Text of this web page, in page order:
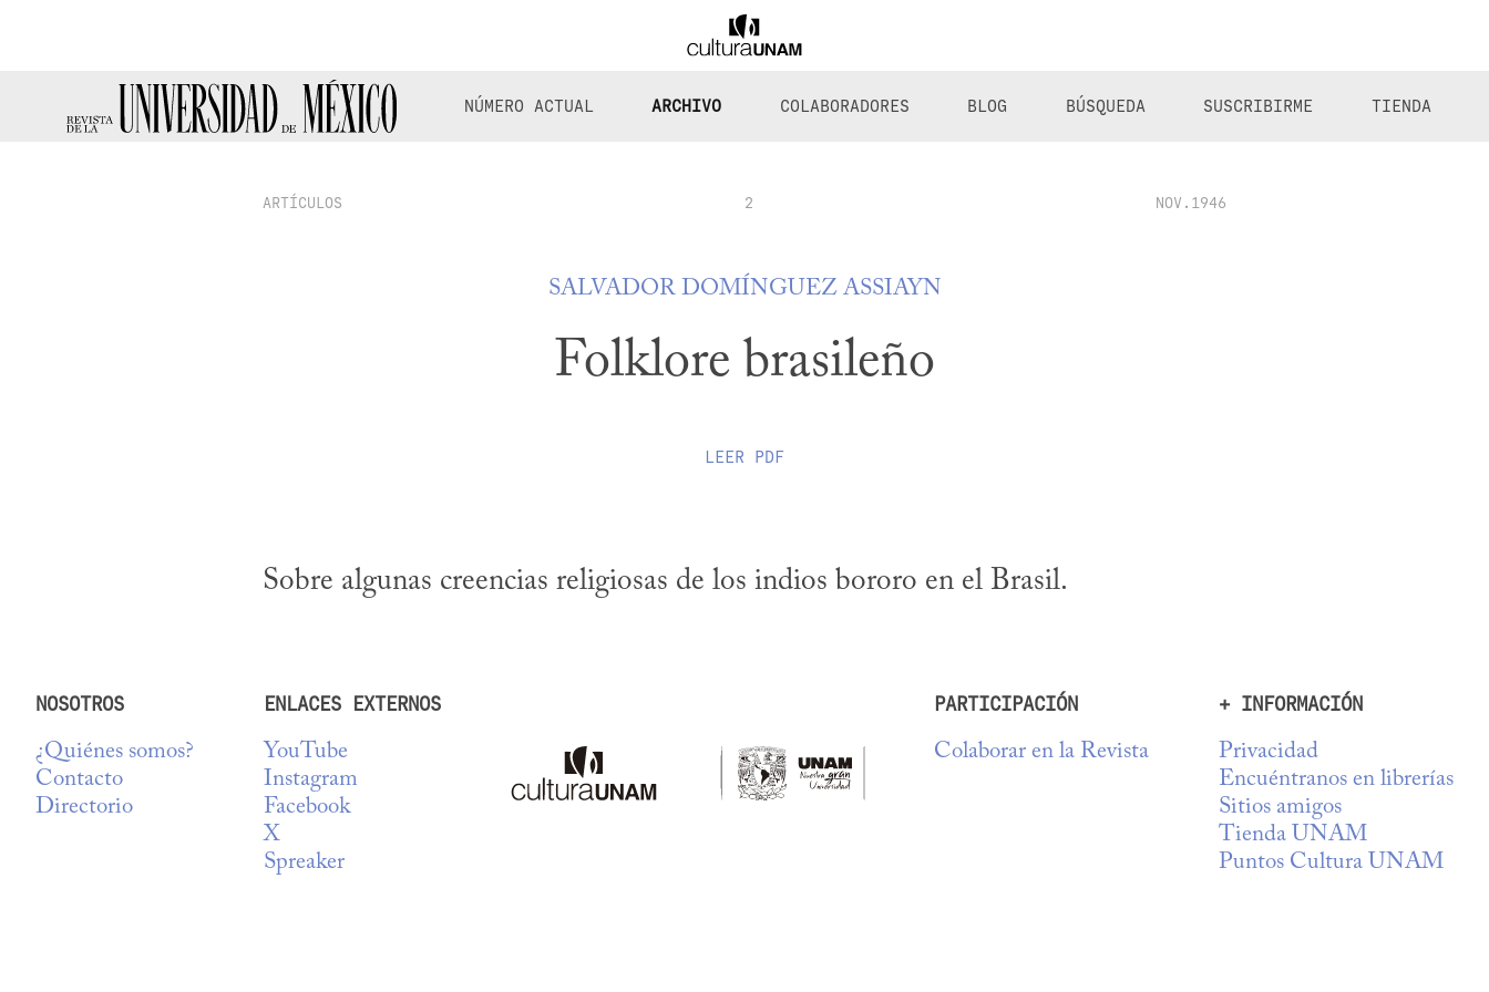
NÚMERO ACTUAL ARCHIVO COLABORADORES BLOG BÚSQUEDA SUSCRIBIRME TIENDA
ARTÍCULOS 2 NOV.1946
SALVADOR DOMÍNGUEZ ASSIAYN
Folklore brasileño
LEER PDF
Sobre algunas creencias religiosas de los indios bororo en el Brasil.
NOSOTROS
¿Quiénes somos?
Contacto
Directorio
ENLACES EXTERNOS
YouTube
Instagram
Facebook
X
Spreaker
PARTICIPACIÓN
Colaborar en la Revista
+ INFORMACIÓN
Privacidad
Encuéntranos en librerías
Sitios amigos
Tienda UNAM
Puntos Cultura UNAM